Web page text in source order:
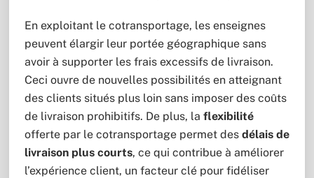
En exploitant le cotransportage, les enseignes
peuvent élargir leur portée géographique sans
avoir à supporter les frais excessifs de livraison.
Ceci ouvre de nouvelles possibilités en atteignant
des clients situés plus loin sans imposer des coûts
de livraison prohibitifs. De plus, la flexibilité
offerte par le cotransportage permet des délais de
livraison plus courts, ce qui contribue à améliorer
l’expérience client, un facteur clé pour fidéliser